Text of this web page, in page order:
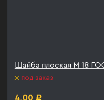
Шайба плоская М 18
под заказ
4,00 Р